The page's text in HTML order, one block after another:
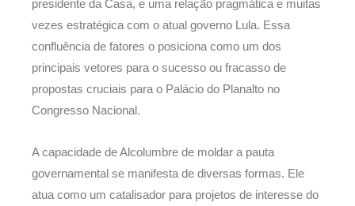
presidente da Casa, e uma relação pragmática e muitas
vezes estratégica com o atual governo Lula. Essa
confluência de fatores o posiciona como um dos
principais vetores para o sucesso ou fracasso de
propostas cruciais para o Palácio do Planalto no
Congresso Nacional.
A capacidade de Alcolumbre de moldar a pauta
governamental se manifesta de diversas formas. Ele
atua como um catalisador para projetos de interesse do